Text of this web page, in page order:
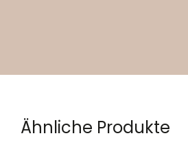
Ähnliche Produkte